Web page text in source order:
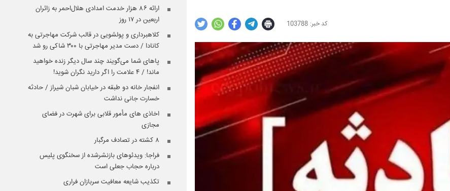
103788
ارائه ۸۶ هزار خدمت امدادی هلال‌احمر به زائران
اربعین در ۱۷ روز
کلاهبرداری و پولشویی در قالب شرکت مهاجرتی به
کانادا / دست مدیر مهاجرتی با ۳۰۰ شاکی رو شد
پاهای شما می‌گویند چند سال دیگر زنده خواهید
ماند! / ۴ علامت را اگر دارید نگران شوید!
انفجار خانه دو طبقه در خیابان شبان شیراز / حادثه
خسارت جانی نداشت
اخاذی های مأمور قلابی برای شهرت در فضای
مجازی
۸ کشته در تصادف مرگبار
فراجا: ویدئوهای بازنشرشده از سخنگوی پلیس
درباره حجاب جعلی است
تکذیب شایعه معافیت سربازان فراری